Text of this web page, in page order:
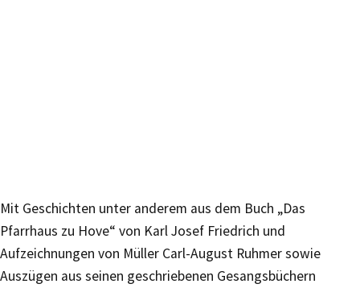
Mit Geschichten unter anderem aus dem Buch „Das
Pfarrhaus zu Hove“ von Karl Josef Friedrich und
Aufzeichnungen von Müller Carl-August Ruhmer sowie
Auszügen aus seinen geschriebenen Gesangsbüchern